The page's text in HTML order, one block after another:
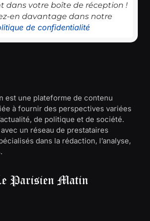
dans votre boîte de réception !
en davantage dans notre
de confidentialité
est une plateforme de contenu
à fournir des perspectives variées
de politique et de société.
un réseau de prestataires
dans la rédaction, l’analyse,